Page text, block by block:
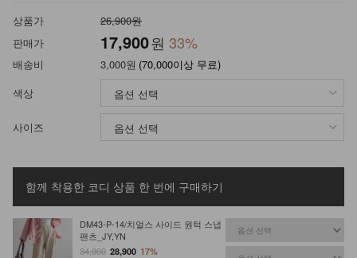
상품가
26,900원
판매가
17,900원 33%
배송비 3,000원 (70,000이상 무료)
색상
사이즈
함께 착용한 코디 상품 한 번에 구매하기
DM43-P-14/치얼스 사이드 원턱 스냅
팬츠_JY,YN
34,900 28,900 17%